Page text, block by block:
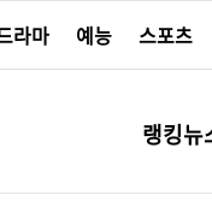
라마 예능 스포츠
랭킹뉴